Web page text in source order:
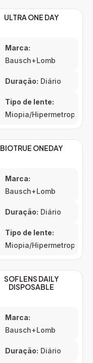
ULTRA ONE DAY
Marca:
Bausch+Lomb
Duração: Diário
Tipo de lente:
Miopia/Hipermetropia
BIOTRUE ONEDAY
Marca:
Bausch+Lomb
Duração: Diário
Tipo de lente:
Miopia/Hipermetropia
SOFLENS DAILY
DISPOSABLE
Marca:
Bausch+Lomb
Duração: Diário